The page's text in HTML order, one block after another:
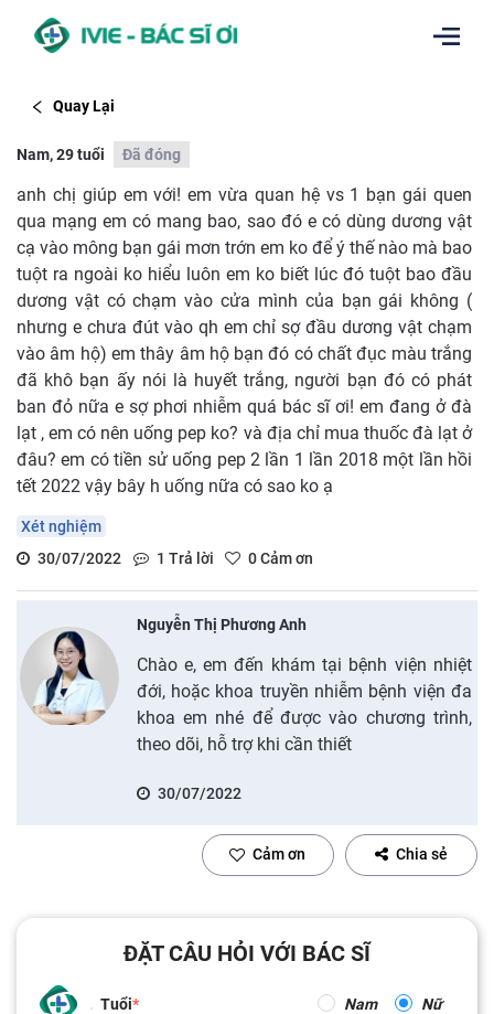
Quay Lại
Nam, 29 tuổi Đã đóng
anh chị giúp em với! em vừa quan hệ vs 1 bạn gái quen
qua mạng em có mang bao, sao đó e có dùng dương vật
cạ vào mông bạn gái mơn trớn em ko để ý thế nào mà bao
tuột ra ngoài ko hiểu luôn em ko biết lúc đó tuột bao đầu
dương vật có chạm vào cửa mình của bạn gái không (
nhưng e chưa đút vào qh em chỉ sợ đầu dương vật chạm
vào âm hộ) em thây âm hộ bạn đó có chất đục màu trắng
đã khô bạn ấy nói là huyết trắng, người bạn đó có phát
ban đỏ nữa e sợ phơi nhiễm quá bác sĩ ơi! em đang ở đà
lạt , em có nên uống pep ko? và địa chỉ mua thuốc đà lạt ở
đâu? em có tiền sử uống pep 2 lần 1 lần 2018 một lần hồi
tết 2022 vậy bây h uống nữa có sao ko ạ
Xét nghiệm
30/07/2022
1 Trả lời 0Cảm ơn
Nguyễn Thị Phương Anh
Chào e, em đến khám tại bệnh viện nhiệt
đới, hoặc khoa truyền nhiễm bệnh viện đa
khoa em nhé để được vào chương trình,
theo dõi, hỗ trợ khi cần thiết
30/07/2022
Cảm ơn Chia sẻ
ĐẶT CÂU HỎI VỚI BÁC SĨ
Tuổi Nam Nữ